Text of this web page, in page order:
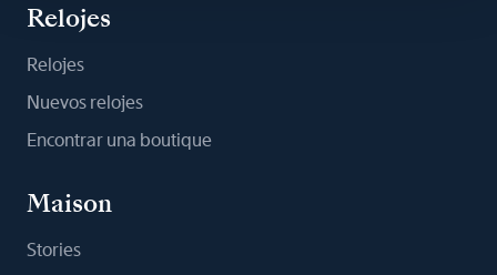
Relojes
Relojes
Nuevos relojes
Encontrar una boutique
Maison
Stories